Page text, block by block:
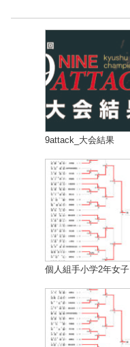
9attack_大会結果
個人組手小学2年女子